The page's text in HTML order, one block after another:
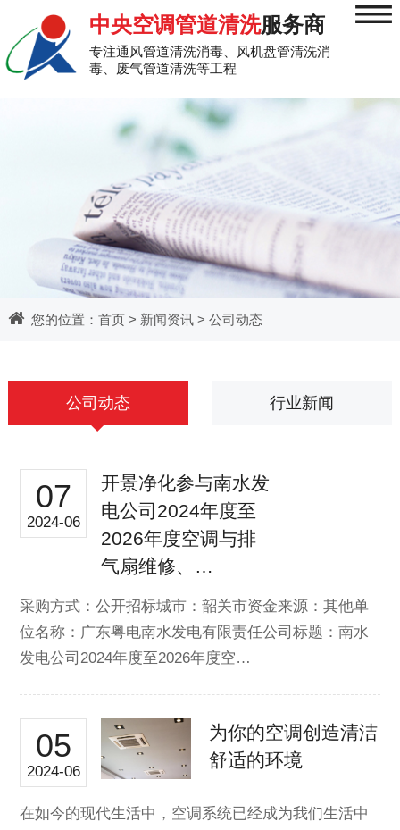
中央空调管道清洗服务商
专注通风管道清洗消毒、风机盘管清洗消
毒、废气管道清洗等工程
≡
您的位置： 首页> 新闻资讯> 公司动态
公司动态 行业新闻
07
2024-06
开景净化参与南水发
电公司2024年度至
2026年度空调与排
气扇维修、…
采购方式：公开招标城市：韶关市资金来源：其他单
位名称：广东粤电南水发电有限责任公司标题：南水
发电公司2024年度至2026年度空…
05
2024-06
为你的空调创造清洁
舒适的环境
在如今的现代生活中，空调系统已经成为我们生活中